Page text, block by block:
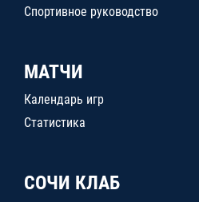
Спортивное руководство
МАТЧИ
Календарь игр
Статистика
СОЧИ КЛАБ